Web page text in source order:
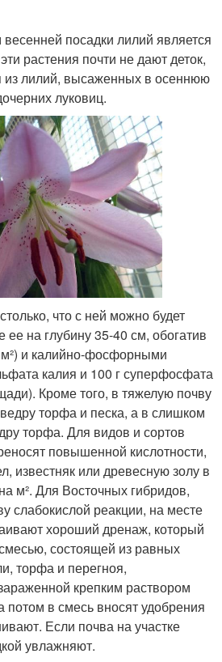
посадки лилий является
растения почти не дают деток,
из лилий, высаженных в осеннюю
луковиц.
что с ней можно будет
ее на глубину 35-40 см, обогатив
м²) и калийно-фосфорными
калия и 100 г суперфосфата
Кроме того, в тяжелую почву
торфа и песка, а в слишком
торфа. Для видов и сортов
повышенной кислотности,
известняк или древесную золу в
м². Для Восточных гибридов,
слабокислой реакции, на месте
хороший дренаж, который
состоящей из равных
торфа и перегноя,
крепким раствором
потом в смесь вносят удобрения
Если почва на участке
увлажняют.